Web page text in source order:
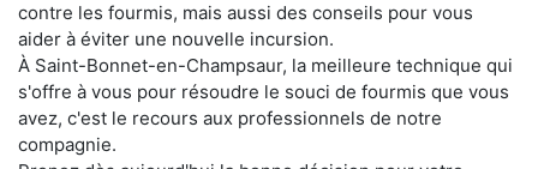
contre les fourmis, mais aussi des conseils pour vous
aider à éviter une nouvelle incursion.
À Saint-Bonnet-en-Champsaur, la meilleure technique qui
s'offre à vous pour résoudre le souci de fourmis que vous
avez, c'est le recours aux professionnels de notre
compagnie.